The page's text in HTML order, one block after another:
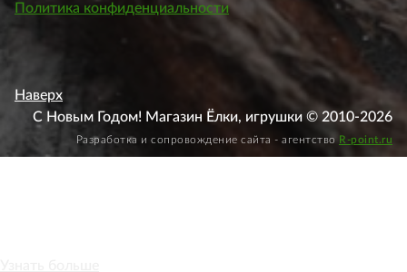
Политика конфиденциальности
Наверх
С Новым Годом! Магазин Ёлки, игрушки © 2010-2026
Разработка и сопровождение сайта - агентство R-point.ru